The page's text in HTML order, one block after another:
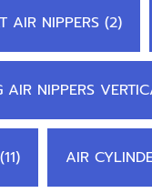
AIR NIPPERS (2)
AIR NIPPERS
AIR